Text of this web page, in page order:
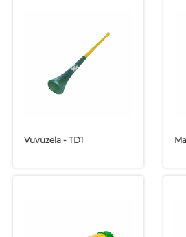
Vuvuzela - TD1